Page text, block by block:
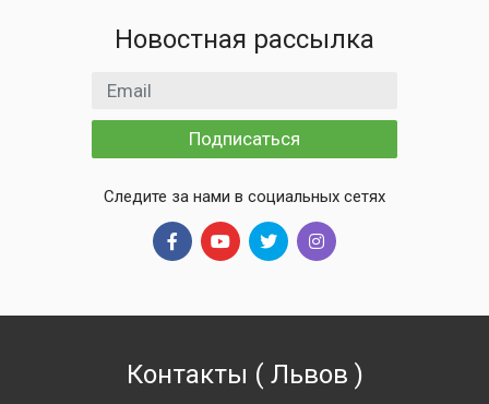
Новостная рассылка
Email адрес
Подписаться
Следите за нами в социальных сетях
Контакты ( Львов )